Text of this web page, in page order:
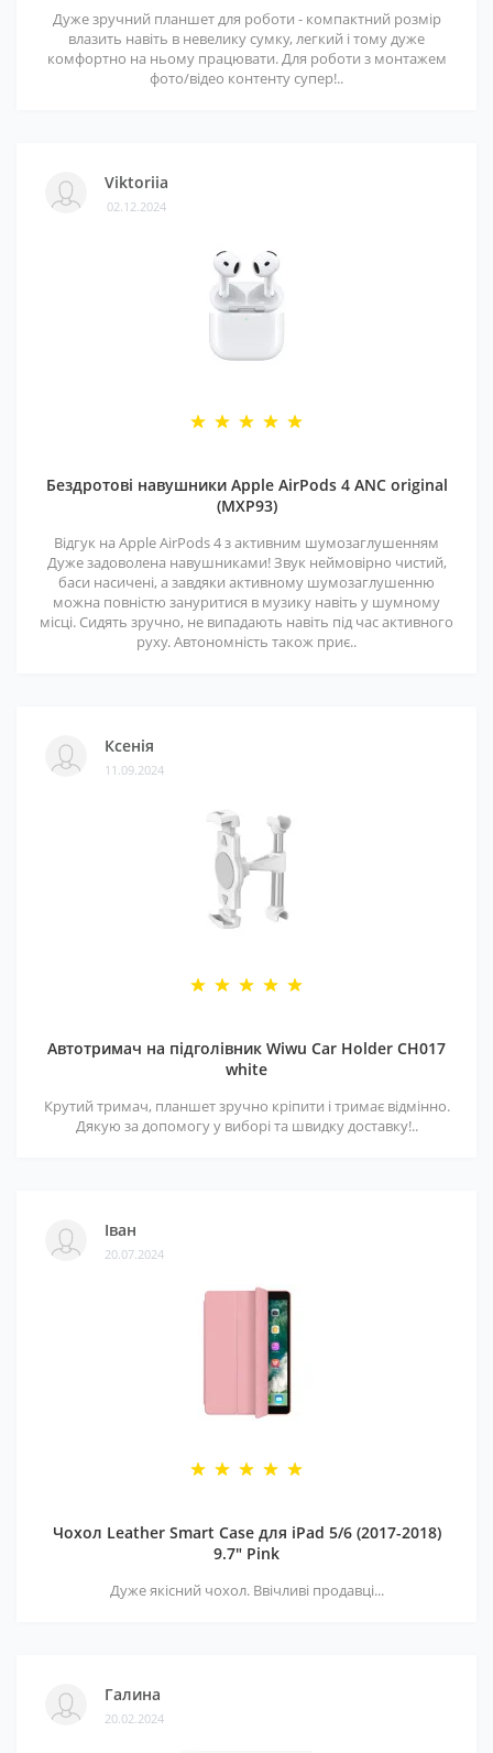
Дуже зручний планшет для роботи - компактний розмір
влазить навіть в невелику сумку, легкий і тому дуже
комфортно на ньому працювати. Для роботи з монтажем
фото/відео контенту супер!..
Viktoriia
02.12.2024
Бездротові навушники Apple AirPods 4 ANC original
(MXP93)
Відгук на Apple AirPods 4 з активним шумозаглушенням
Дуже задоволена навушниками! Звук неймовірно чистий,
баси насичені, а завдяки активному шумозаглушенню
можна повністю зануритися в музику навіть у шумному
місці. Сидять зручно, не випадають навіть під час активного
руху. Автономність також приє..
Ксенія
11.09.2024
Автотримач на підголівник Wiwu Car Holder CH017
white
Крутий тримач, планшет зручно кріпити і тримає відмінно.
Дякую за допомогу у виборі та швидку доставку!..
Іван
20.07.2024
Чохол Leather Smart Case для iPad 5/6 (2017-2018)
9.7" Pink
Дуже якісний чохол. Ввічливі продавці...
Галина
20.02.2024